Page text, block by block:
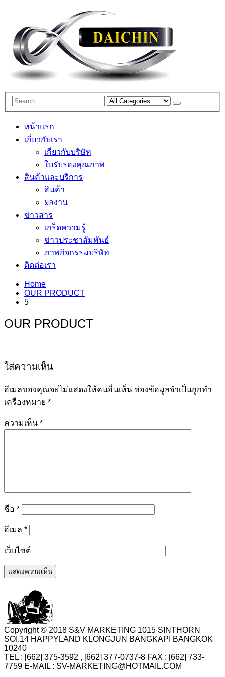
หน้าแรก
เกี่ยวกับเรา
เกี่ยวกับบริษัท
ใบรับรองคุณภาพ
สินค้าและบริการ
สินค้า
ผลงาน
ข่าวสาร
เกร็ดความรู้
ข่าวประชาสัมพันธ์
ภาพกิจกรรมบริษัท
ติดต่อเรา
Home
OUR PRODUCT
5
OUR PRODUCT
ใส่ความเห็น
อีเมลของคุณจะไม่แสดงให้คนอื่นเห็น ช่องข้อมูลจำเป็นถูกทำ
เครื่องหมาย *
ความเห็น *
ชื่อ *
อีเมล *
เว็บไซต์
Copyright © 2018 S&V MARKETING 1015 SINTHORN
SOI.14 HAPPYLAND KLONGJUN BANGKAPI BANGKOK
10240
TEL : [662] 375-3592 , [662] 377-0737-8 FAX : [662] 733-
7759 E-MAIL : SV-MARKETING@HOTMAIL.COM